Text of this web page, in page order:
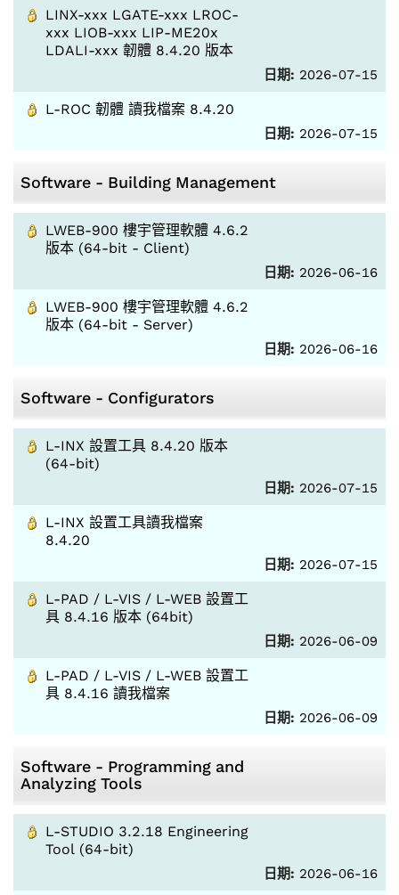
LINX-xxx LGATE-xxx LROC-
xxx LIOB-xxx LIP-ME20x
LDALI-xxx 韌體 8.4.20 版本
日期: 2026-07-15
L-ROC 韌體 讀我檔案 8.4.20
日期: 2026-07-15
Software - Building Management
LWEB-900 樓宇管理軟體 4.6.2
版本 (64-bit - Client)
日期: 2026-06-16
LWEB-900 樓宇管理軟體 4.6.2
版本 (64-bit - Server)
日期: 2026-06-16
Software - Configurators
L-INX 設置工具 8.4.20 版本
(64-bit)
日期: 2026-07-15
L-INX 設置工具讀我檔案
8.4.20
日期: 2026-07-15
L-PAD / L-VIS / L-WEB 設置工
具 8.4.16 版本 (64bit)
日期: 2026-06-09
L-PAD / L-VIS / L-WEB 設置工
具 8.4.16 讀我檔案
日期: 2026-06-09
Software - Programming and
Analyzing Tools
L-STUDIO 3.2.18 Engineering
Tool (64-bit)
日期: 2026-06-16